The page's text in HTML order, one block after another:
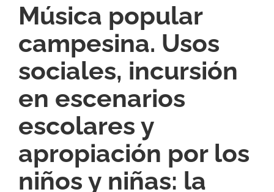
Música popular
campesina. Usos
sociales, incursión
en escenarios
escolares y
apropiación por los
niños y niñas: la